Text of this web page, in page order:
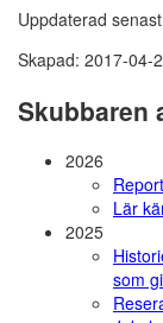
Uppdaterad
Skapad: 2017-04-
Skubbaren
2026
Lär
2025
som